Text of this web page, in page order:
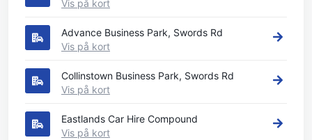
Vis på kort
Advance Business Park, Swords Rd
Vis på kort
Collinstown Business Park, Swords Rd
Vis på kort
Eastlands Car Hire Compound
Vis på kort